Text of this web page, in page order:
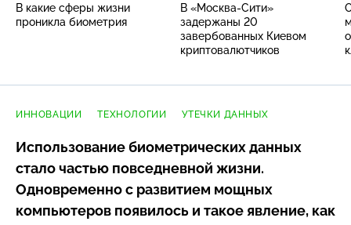
В какие сферы жизни
проникла биометрия
В «Москва-Сити»
задержаны 20
завербованных Киевом
криптовалютчиков
ИННОВАЦИИ ТЕХНОЛОГИИ УТЕЧКИ ДАННЫХ
Использование биометрических данных
стало частью повседневной жизни.
Одновременно с развитием мощных
компьютеров появилось и такое явление, как